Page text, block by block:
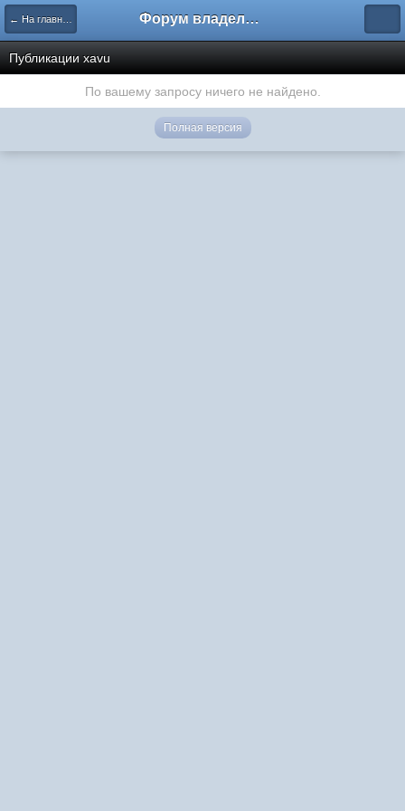
← На главную Форум владельцев интернет-магазинов
Публикации xavu
По вашему запросу ничего не найдено.
Полная версия